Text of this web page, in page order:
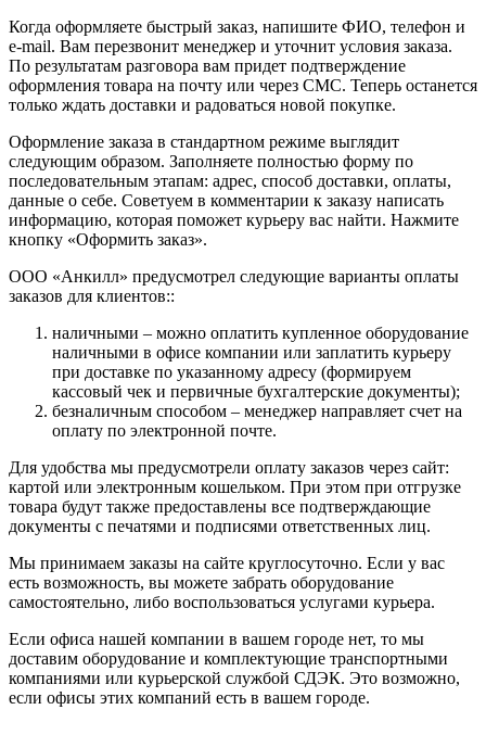
Когда оформляете быстрый заказ, напишите ФИО, телефон и
e-mail. Вам перезвонит менеджер и уточнит условия заказа.
По результатам разговора вам придет подтверждение
оформления товара на почту или через СМС. Теперь останется
только ждать доставки и радоваться новой покупке.
Оформление заказа в стандартном режиме выглядит
следующим образом. Заполняете полностью форму по
последовательным этапам: адрес, способ доставки, оплаты,
данные о себе. Советуем в комментарии к заказу написать
информацию, которая поможет курьеру вас найти. Нажмите
кнопку «Оформить заказ».
ООО «Анкилл» предусмотрел следующие варианты оплаты
заказов для клиентов::
наличными – можно оплатить купленное оборудование
наличными в офисе компании или заплатить курьеру
при доставке по указанному адресу (формируем
кассовый чек и первичные бухгалтерские документы);
безналичным способом – менеджер направляет счет на
оплату по электронной почте.
Для удобства мы предусмотрели оплату заказов через сайт:
картой или электронным кошельком. При этом при отгрузке
товара будут также предоставлены все подтверждающие
документы с печатями и подписями ответственных лиц.
Мы принимаем заказы на сайте круглосуточно. Если у вас
есть возможность, вы можете забрать оборудование
самостоятельно, либо воспользоваться услугами курьера.
Если офиса нашей компании в вашем городе нет, то мы
доставим оборудование и комплектующие транспортными
компаниями или курьерской службой СДЭК. Это возможно,
если офисы этих компаний есть в вашем городе.